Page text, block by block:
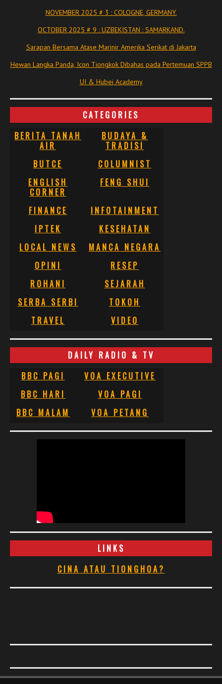
NOVEMBER 2025 # 3 : COLOGNE, GERMANY.
OCTOBER 2025 # 9 : UZBEKISTAN : SAMARKAND.
Sarapan Bersama Atase Marinir Amerika Serikat di Jakarta
Hewan Langka Panda, Icon Tiongkok Dibahas pada Pertemuan SPPB
UI & Hubei Academy
CATEGORIES
BERITA TANAH
AIR
BUDAYA &
TRADISI
BUTCE
COLUMNIST
ENGLISH
CORNER
FENG SHUI
FINANCE
INFOTAINMENT
IPTEK
KESEHATAN
LOCAL NEWS
MANCA NEGARA
OPINI
RESEP
ROHANI
SEJARAH
SERBA SERBI
TOKOH
TRAVEL
VIDEO
DAILY RADIO & TV
BBC PAGI
VOA EXECUTIVE
BBC HARI
VOA PAGI
BBC MALAM
VOA PETANG
LINKS
CINA ATAU TIONGHOA?